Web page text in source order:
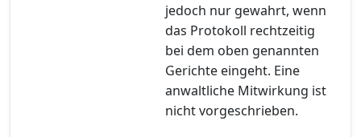
jedoch nur gewahrt, wenn
das Protokoll rechtzeitig
bei dem oben genannten
Gerichte eingeht. Eine
anwaltliche Mitwirkung ist
nicht vorgeschrieben.